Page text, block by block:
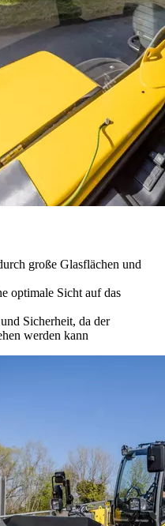
große Glasflächen und
optimale Sicht auf das
Sicherheit, da der
werden kann